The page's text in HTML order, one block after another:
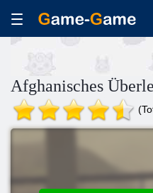
Afghanisches